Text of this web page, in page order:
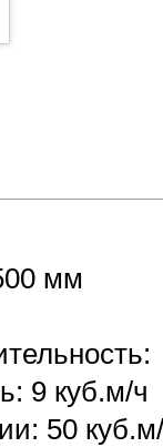
мм
9 куб.м/ч
50